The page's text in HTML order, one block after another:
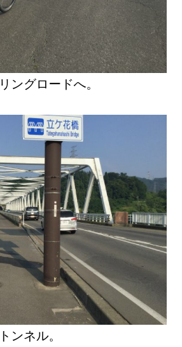
ングロードへ。
ンネル。